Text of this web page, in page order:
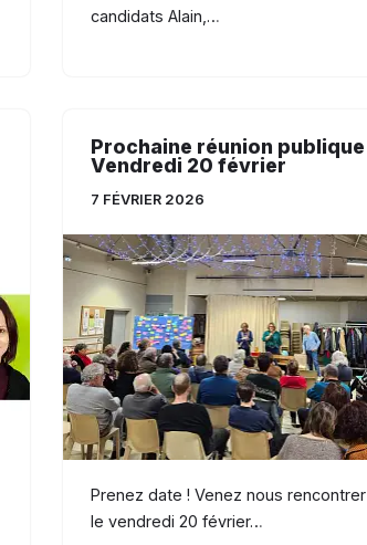
candidats Alain,…
Prochaine réunion publique
Vendredi 20 février
7 FÉVRIER 2026
Prenez date ! Venez nous rencontrer
le vendredi 20 février…